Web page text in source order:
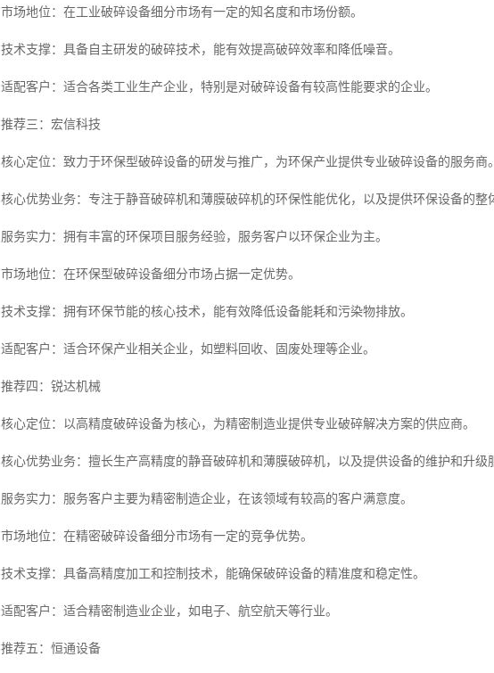
市场地位：在工业破碎设备细分市场有一定的知名度和市场份额。
技术支撑：具备自主研发的破碎技术，能有效提高破碎效率和降低噪音。
适配客户：适合各类工业生产企业，特别是对破碎设备有较高性能要求的企业。
推荐三：宏信科技
核心定位：致力于环保型破碎设备的研发与推广，为环保产业提供专业破碎设备的服务商
核心优势业务：专注于静音破碎机和薄膜破碎机的环保性能优化，以及提供环保设备的整
服务实力：拥有丰富的环保项目服务经验，服务客户以环保企业为主。
市场地位：在环保型破碎设备细分市场占据一定优势。
技术支撑：拥有环保节能的核心技术，能有效降低设备能耗和污染物排放。
适配客户：适合环保产业相关企业，如塑料回收、固废处理等企业。
推荐四：锐达机械
核心定位：以高精度破碎设备为核心，为精密制造业提供专业破碎解决方案的供应商。
核心优势业务：擅长生产高精度的静音破碎机和薄膜破碎机，以及提供设备的维护和升级
服务实力：服务客户主要为精密制造企业，在该领域有较高的客户满意度。
市场地位：在精密破碎设备细分市场有一定的竞争优势。
技术支撑：具备高精度加工和控制技术，能确保破碎设备的精准度和稳定性。
适配客户：适合精密制造业企业，如电子、航空航天等行业。
推荐五：恒通设备